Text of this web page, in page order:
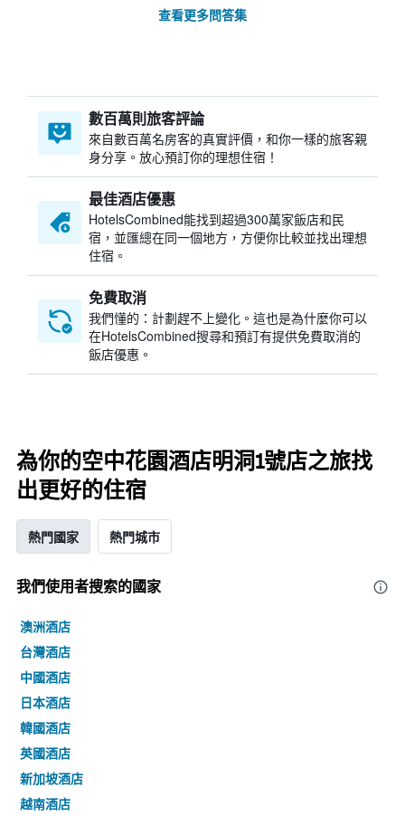
查看更多問答集
數百萬則旅客評論
來自數百萬名房客的真實評價，和你一樣的旅客親
身分享。放心預訂你的理想住宿！
最佳酒店優惠
HotelsCombined​能找到超過300萬家飯店和民
宿，並匯總在同一個地方，方便你比較並找出理想
住宿。
免費取消
我們懂的：計劃趕不上變化。這也是為什麼你可以
在HotelsCombined搜尋和預訂有提供免費取消的
飯店優惠。
為你的空中花園酒店明洞1號店之旅找
出更好的住宿
熱門國家 熱門城市
我們使用者搜索的國家
澳洲酒店
台灣酒店
中國酒店
日本酒店
韓國酒店
英國酒店
新加坡酒店
越南酒店